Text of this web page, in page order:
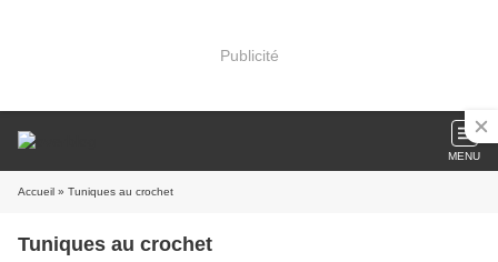
Publicité
MENU
Accueil » Tuniques au crochet
Tuniques au crochet